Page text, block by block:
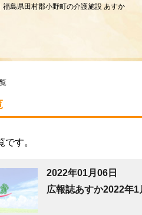
島県田村郡小野町の介護施設 あすか
す。
2022年01月06日
広報誌あすか2022年